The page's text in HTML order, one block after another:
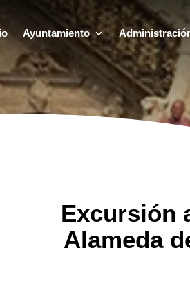
Ayuntamiento
Excursión
Alameda